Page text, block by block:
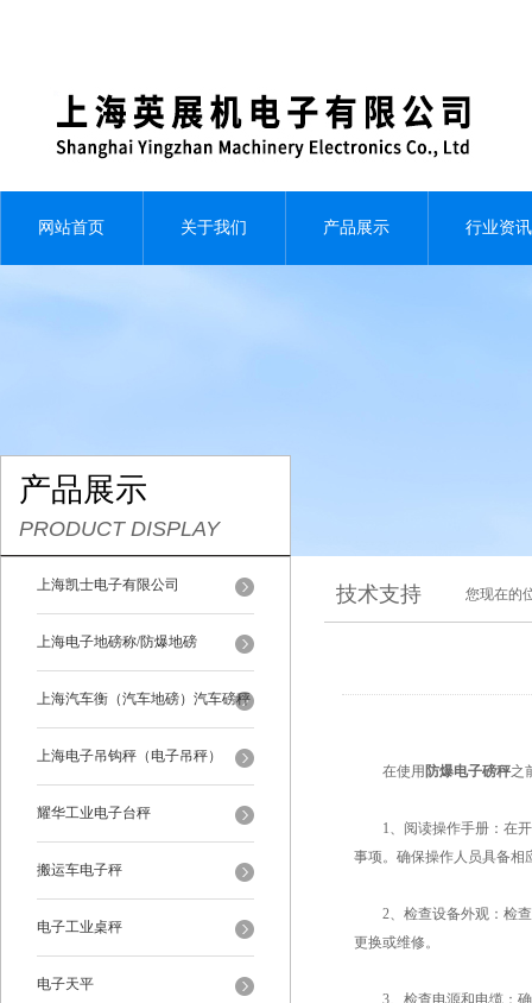
网站首页 关于我们 产品展示 行业资讯
产品展示
PRODUCT DISPLAY
上海凯士电子有限公司
上海电子地磅称/防爆地磅
上海汽车衡（汽车地磅）汽车磅秤
上海电子吊钩秤（电子吊秤）
耀华工业电子台秤
搬运车电子秤
电子工业桌秤
电子天平
技术支持 您现在的
在使用 防爆电子磅秤之
1、阅读操作手册：在开
事项。确保操作人员具备相
2、检查设备外观：检查
更换或维修。
3、检查电源和电缆：确